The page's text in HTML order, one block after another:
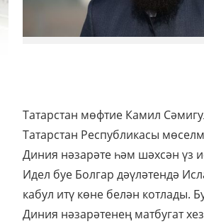
Татарстан мөфтие Камил
Татарстан Республикасы
Диния нәзарәте һәм шәхсән үз
Идел буе Болгар дәүләтендә
кабул итү көне белән котлады.
Диния нәзарәтенең матбугат